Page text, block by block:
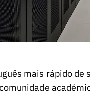
mais rápido